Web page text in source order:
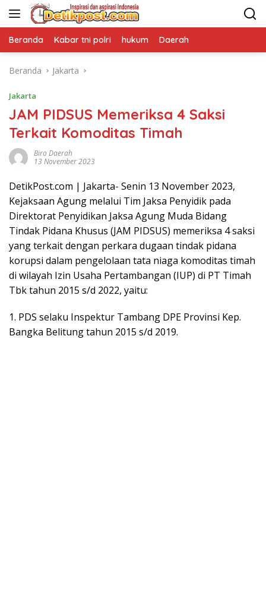
Langsung
Beranda Kabar tni polri hukum Daerah
Beranda Jakarta
Jakarta
JAM PIDSUS Memeriksa 4 Saksi
Terkait Komoditas Timah
Biro Daerah
13 November 2023
DetikPost.com | Jakarta- Senin 13 November 2023,
Kejaksaan Agung melalui Tim Jaksa Penyidik pada
Direktorat Penyidikan Jaksa Agung Muda Bidang
Tindak Pidana Khusus (JAM PIDSUS) memeriksa 4 saksi
yang terkait dengan perkara dugaan tindak pidana
korupsi dalam pengelolaan tata niaga komoditas timah
di wilayah Izin Usaha Pertambangan (IUP) di PT Timah
Tbk tahun 2015 s/d 2022, yaitu:
1. PDS selaku Inspektur Tambang DPE Provinsi Kep.
Bangka Belitung tahun 2015 s/d 2019.